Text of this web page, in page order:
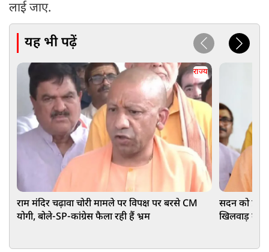
लाई जाए.
यह भी पढ़ें
राज्य
राम मंदिर चढ़ावा चोरी मामले पर विपक्ष पर बरसे CM
योगी, बोले-SP-कांग्रेस फैला रही हैं भ्रम
सदन को
खिलवाड़ कर